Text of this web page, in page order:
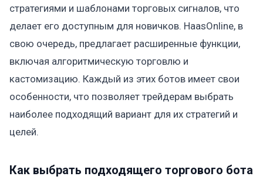
стратегиями и шаблонами торговых сигналов, что
делает его доступным для новичков. HaasOnline, в
свою очередь, предлагает расширенные функции,
включая алгоритмическую торговлю и
кастомизацию. Каждый из этих ботов имеет свои
особенности, что позволяет трейдерам выбрать
наиболее подходящий вариант для их стратегий и
целей.
Как выбрать подходящего торгового бота